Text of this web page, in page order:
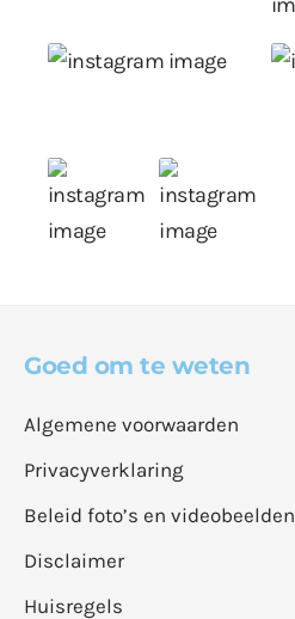
Goed om te weten
Algemene voorwaarden
Privacyverklaring
Beleid foto’s en videobeelden
Disclaimer
Huisregels